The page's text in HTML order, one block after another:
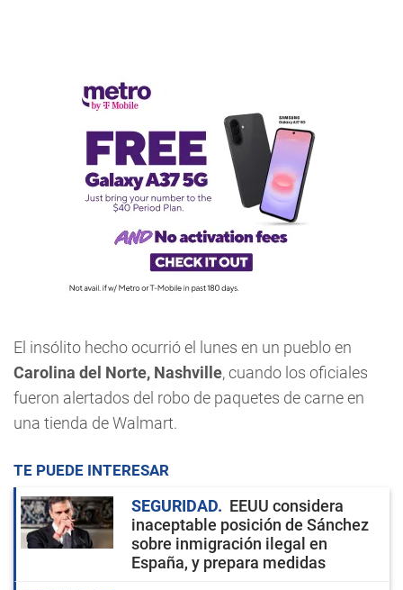
El insólito hecho ocurrió el lunes en un pueblo en
Carolina del Norte, Nashville, cuando los oficiales
fueron alertados del robo de paquetes de carne en
una tienda de Walmart.
TE PUEDE INTERESAR
SEGURIDAD
EEUU considera
inaceptable posición de Sánchez
sobre inmigración ilegal en
España, y prepara medidas